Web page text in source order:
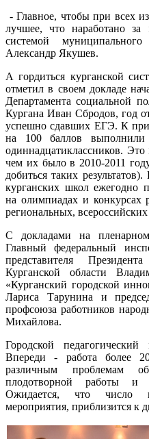
- Главное, чтобы при всех
лучшее, что наработано за
системой
Александр Якушев.
А гордиться курганской
отметил в своем докладе
Департамента социальной
Кургана Иван Сбродов, год
успешно сдавших ЕГЭ. К
на 100 баллов
одиннадцатиклассников.
чем их было в 2010-2011
добиться таких
курганских школ ежегодно
на олимпиадах и конкурсах
региональных,
С докладами на
Главный федеральный
представителя
Курганской области
«Курганский городской
Лариса Тарунина и
профсоюза работников
Михайлова.
Городской
Впереди - работа более
различным проблемам
плодотворной работы и
Ожидается, что число
мероприятия, приблизится к